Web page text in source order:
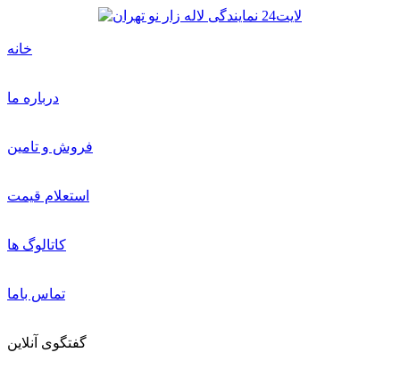
خانه
درباره ما
فروش و تامین
استعلام قیمت
کاتالوگ ها
تماس باما
گفتگوی آنلاین